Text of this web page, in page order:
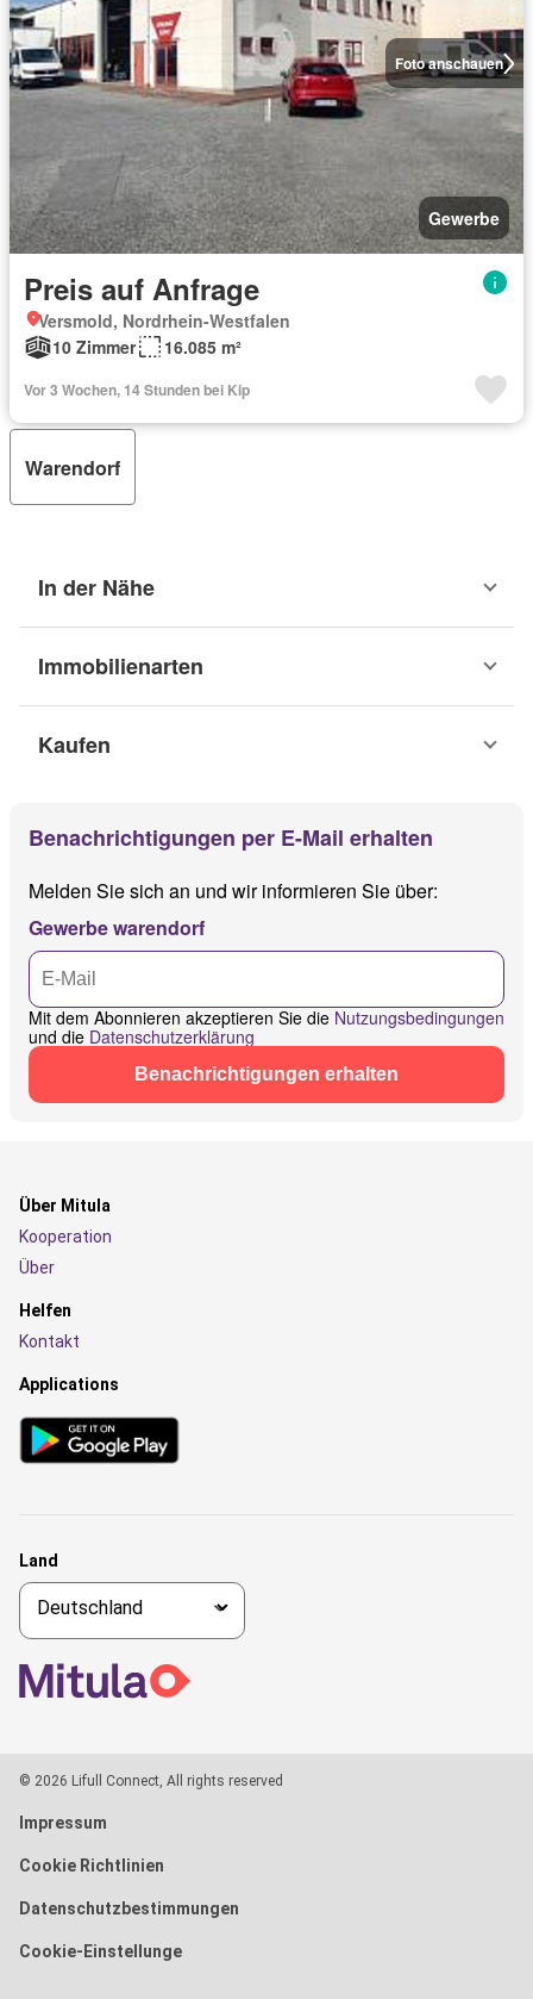
Foto anschauen
Gewerbe
Preis auf Anfrage
Versmold, Nordrhein-Westfalen
10 Zimmer
16.085 m²
Vor 3 Wochen, 14 Stunden bei Kip
Warendorf
In der Nähe
Immobilienarten
Kaufen
Benachrichtigungen per E-Mail erhalten
Melden Sie sich an und wir informieren Sie über:
Gewerbe warendorf
Mit dem Abonnieren akzeptieren Sie die Nutzungsbedingungen
und die Datenschutzerklärung
Benachrichtigungen erhalten
Über Mitula
Kooperation
Über
Helfen
Kontakt
Applications
Land
© 2026 Lifull Connect, All rights reserved
Impressum
Cookie Richtlinien
Datenschutzbestimmungen
Cookie-Einstellunge